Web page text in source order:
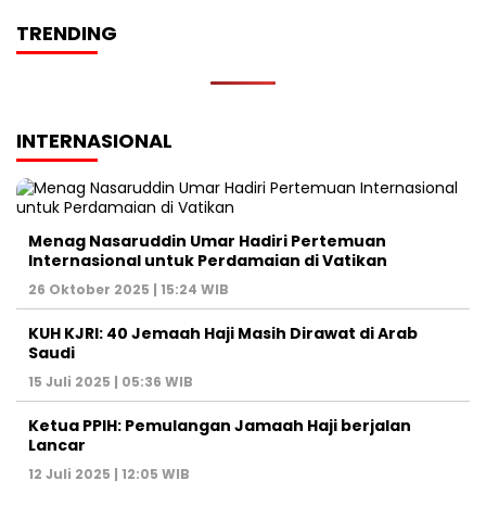
TRENDING
INTERNASIONAL
Menag Nasaruddin Umar Hadiri Pertemuan
Internasional untuk Perdamaian di Vatikan
26 Oktober 2025 | 15:24 WIB
KUH KJRI: 40 Jemaah Haji Masih Dirawat di Arab
Saudi
15 Juli 2025 | 05:36 WIB
Ketua PPIH: Pemulangan Jamaah Haji berjalan
Lancar
12 Juli 2025 | 12:05 WIB